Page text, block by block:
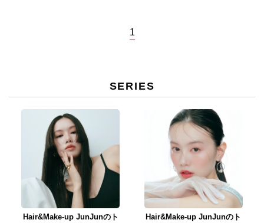
1
SERIES
Hair&Make-up JunJunのト
Hair&Make-up JunJunのト